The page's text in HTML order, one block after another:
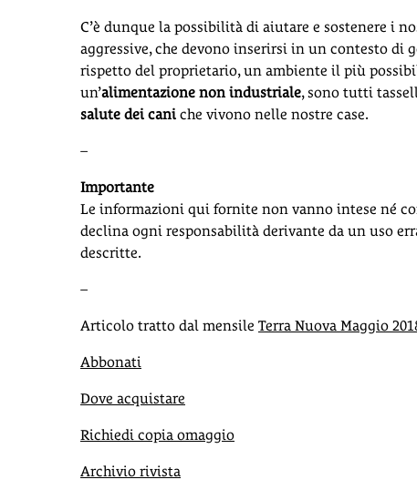
C’è dunque la possibilità di aiutare e sostenere i
aggressive, che devono inserirsi in un contesto di
rispetto del proprietario, un ambiente il più
un’alimentazione non industriale, sono tutti
salute dei cani che vivono nelle nostre case.
–
Importante
Le informazioni qui fornite non vanno intese né
declina ogni responsabilità derivante da un uso
descritte.
–
Articolo tratto dal mensile Terra Nuova Maggio
Abbonati
Dove acquistare
Richiedi copia omaggio
Archivio rivista